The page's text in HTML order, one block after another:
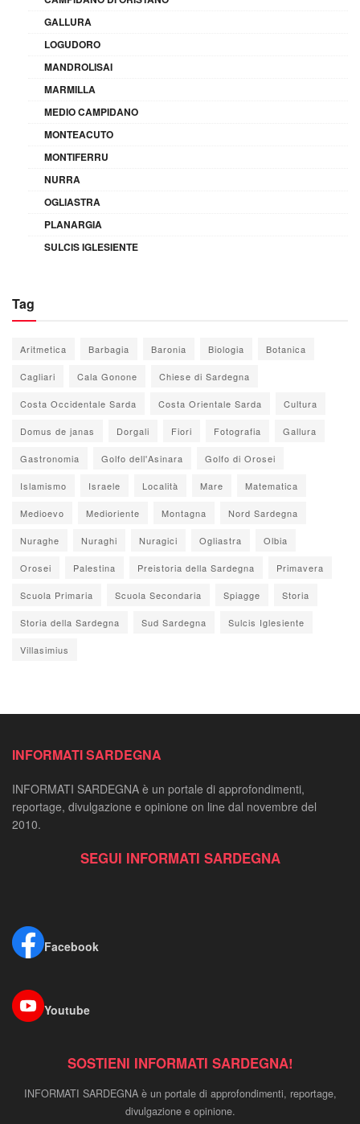
GALLURA
LOGUDORO
MANDROLISAI
MARMILLA
MEDIO CAMPIDANO
MONTEACUTO
MONTIFERRU
NURRA
OGLIASTRA
PLANARGIA
SULCIS IGLESIENTE
Tag
Aritmetica Barbagia Baronia Biologia Botanica
Cagliari Cala Gonone Chiese di Sardegna
Costa Occidentale Sarda Costa Orientale Sarda Cultura
Domus de janas Dorgali Fiori Fotografia Gallura
Gastronomia Golfo dell'Asinara Golfo di Orosei
Islamismo Israele Località Mare Matematica
Medioevo Medioriente Montagna Nord Sardegna
Nuraghe Nuraghi Nuragici Ogliastra Olbia
Orosei Palestina Preistoria della Sardegna Primavera
Scuola Primaria Scuola Secondaria Spiagge Storia
Storia della Sardegna Sud Sardegna Sulcis Iglesiente
Villasimius
INFORMATI SARDEGNA
INFORMATI SARDEGNA è un portale di approfondimenti,
reportage, divulgazione e opinione on line dal novembre del
2010.
SEGUI INFORMATI SARDEGNA
Facebook
Youtube
SOSTIENI INFORMATI SARDEGNA!
INFORMATI SARDEGNA è un portale di approfondimenti, reportage,
divulgazione e opinione.